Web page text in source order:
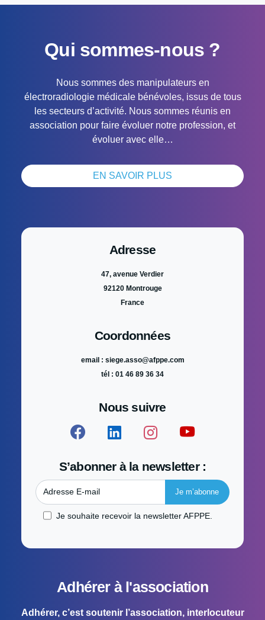
Adhérer à l'association
Adhérer, c’est soutenir l’association, interlocuteur
Qui sommes-nous ?
Nous sommes des manipulateurs en
électroradiologie médicale bénévoles, issus de tous
les secteurs d’activité. Nous sommes réunis en
association pour faire évoluer notre profession, et
évoluer avec elle…
EN SAVOIR PLUS
Adresse
47, avenue Verdier
92120 Montrouge
France
Coordonnées
email : siege.asso@afppe.com
tél : 01 46 89 36 34
Nous suivre
S’abonner à la newsletter :
Adresse E-mail
Je souhaite recevoir la newsletter AFPPE.